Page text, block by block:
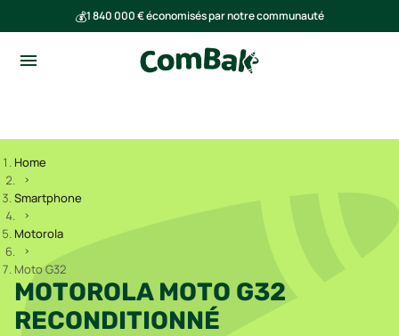
💰1 840 000 € économisés par notre communauté
Home
Smartphone
Motorola
Moto G32
MOTOROLA MOTO G32
RECONDITIONNÉ